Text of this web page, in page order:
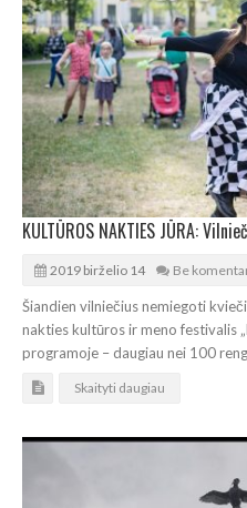
2019 birželio 14 Be
Šiandien vilniečius nemiegoti
nakties kultūros ir meno festivalis
programoje – daugiau nei 100
Skaityti daugiau